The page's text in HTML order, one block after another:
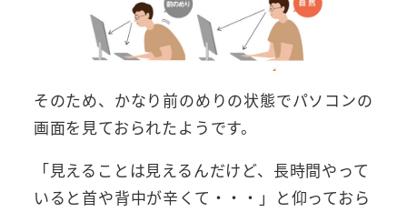
そのため、かなり前のめりの状態でパソコンの
画面を見ておられたようです。
「見えることは見えるんだけど、長時間やって
いると首や背中が辛くて・・・」と仰っておら